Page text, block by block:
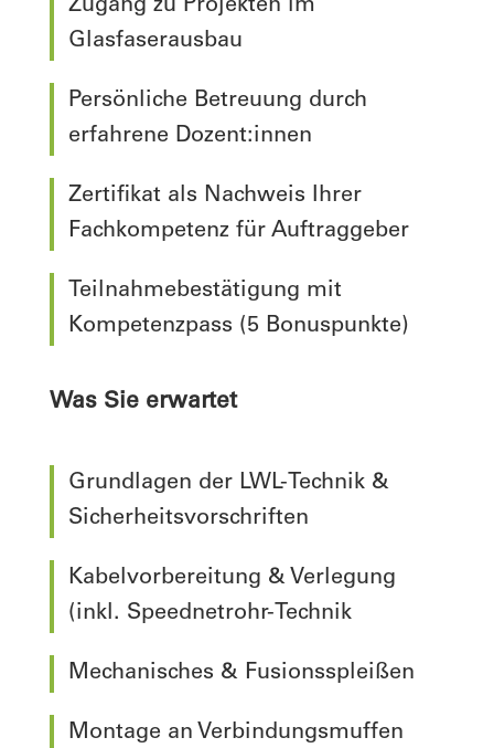
Zugang zu Projekten im
Glasfaserausbau
Persönliche Betreuung durch
erfahrene Dozent:innen
Zertifikat als Nachweis Ihrer
Fachkompetenz für Auftraggeber
Teilnahmebestätigung mit
Kompetenzpass (5 Bonuspunkte)
Was Sie erwartet
Grundlagen der LWL-Technik &
Sicherheitsvorschriften
Kabelvorbereitung & Verlegung
(inkl. Speednetrohr-Technik
Mechanisches & Fusionsspleißen
Montage an Verbindungsmuffen